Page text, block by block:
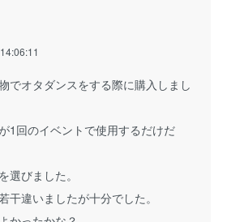
でオタダンスをする際に購入しまし
1回のイベントで使用するだけだ
選びました。
干違いましたが十分でした。